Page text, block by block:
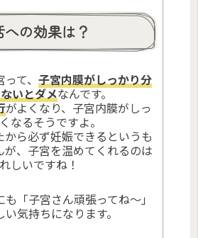
への効果は？
って、子宮内膜がしっかり分
いとダメなんです。
がよくなり、子宮内膜がしっ
なるそうですよ。
から必ず妊娠できるというも
が、子宮を温めてくれるのは
しいですね！
「子宮さん頑張ってね～」
い気持ちになります。